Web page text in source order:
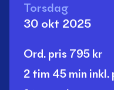
Torsdag
30 okt 2025
Ord. pris 795 kr
2 tim 45 min inkl.